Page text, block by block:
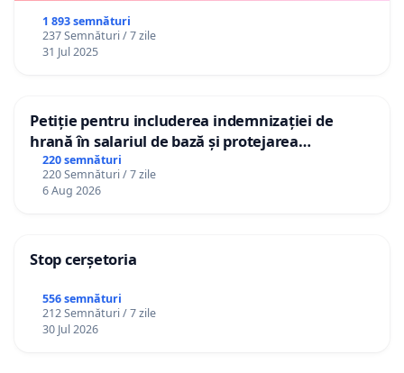
1 893 semnături
237 Semnături / 7 zile
31 Jul 2025
Petiție pentru includerea indemnizației de
hrană în salariul de bază și protejarea
gradațiilor de vechime pentru asistenții
personali
220 semnături
220 Semnături / 7 zile
6 Aug 2026
Stop cerșetoria
556 semnături
212 Semnături / 7 zile
30 Jul 2026